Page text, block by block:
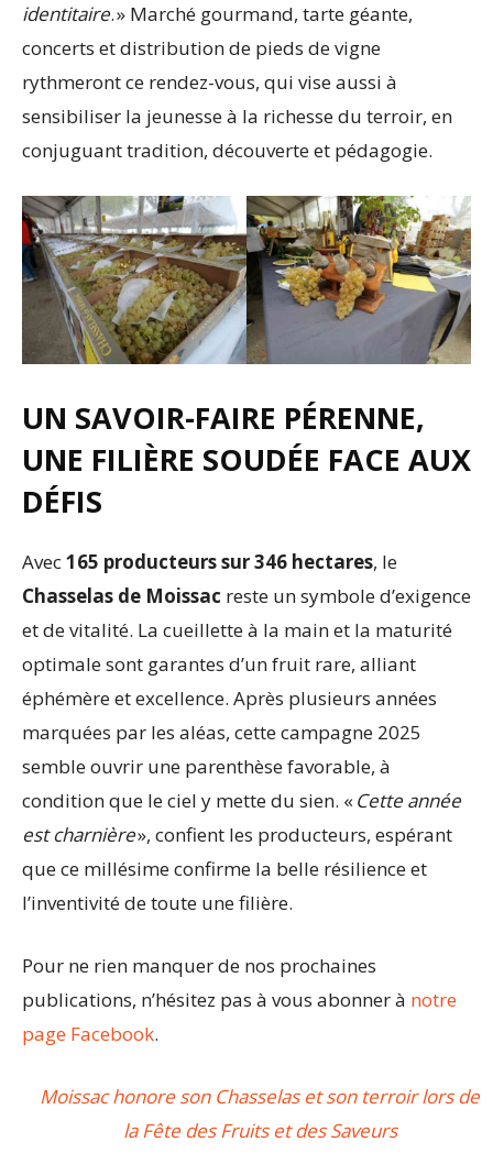
identitaire. » Marché gourmand, tarte géante,
concerts et distribution de pieds de vigne
rythmeront ce rendez-vous, qui vise aussi à
sensibiliser la jeunesse à la richesse du terroir, en
conjuguant tradition, découverte et pédagogie.
UN SAVOIR-FAIRE PÉRENNE,
UNE FILIÈRE SOUDÉE FACE AUX
DÉFIS
Avec165 producteurs sur 346 hectares, le
Chasselas de Moissac reste un symbole d’exigence
et de vitalité. La cueillette à la main et la maturité
optimale sont garantes d’un fruit rare, alliant
éphémère et excellence. Après plusieurs années
marquées par les aléas, cette campagne 2025
semble ouvrir une parenthèse favorable, à
condition que le ciel y mette du sien. « Cette année
est charnière», confient les producteurs, espérant
que ce millésime confirme la belle résilience et
l’inventivité de toute une filière.
Pour ne rien manquer de nos prochaines
publications, n’hésitez pas à vous abonner à notre
page Facebook.
Moissac honore son Chasselas et son terroir lors de
la Fête des Fruits et des Saveurs